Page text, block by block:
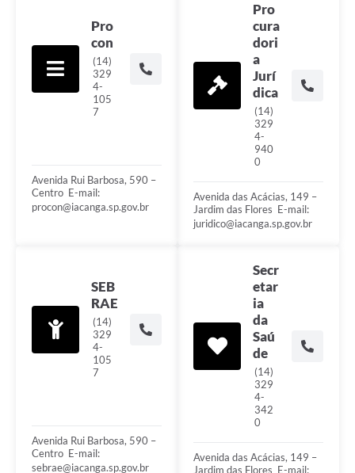
Pro
con
(14)
329
4-
105
7
Avenida Rui Barbosa, 590 –
Centro ㅤㅤㅤㅤㅤㅤㅤㅤㅤㅤㅤㅤㅤㅤㅤㅤㅤㅤㅤㅤㅤㅤㅤㅤㅤㅤㅤㅤㅤㅤㅤㅤㅤㅤㅤㅤㅤㅤㅤㅤㅤㅤㅤㅤㅤㅤㅤㅤㅤㅤㅤㅤㅤㅤㅤㅤㅤㅤㅤㅤㅤㅤㅤㅤㅤ E-mail:
procon@iacanga.sp.gov.br
Pro
cura
dori
a
Jurí
dica
(14)
329
4-
940
0
Avenida das Acácias, 149 –
Jardim das Flores ㅤㅤㅤㅤㅤㅤㅤㅤㅤㅤㅤㅤㅤㅤㅤㅤㅤㅤㅤㅤㅤㅤㅤㅤㅤㅤㅤㅤㅤㅤㅤㅤㅤㅤㅤㅤㅤㅤㅤㅤㅤㅤㅤㅤㅤㅤㅤㅤㅤㅤㅤㅤㅤㅤㅤㅤㅤㅤㅤㅤㅤ E-mail:
juridico@iacanga.sp.gov.br
SEB
RAE
(14)
329
4-
105
7
Avenida Rui Barbosa, 590 –
Centro ㅤㅤㅤㅤㅤㅤㅤㅤㅤㅤㅤㅤㅤㅤㅤㅤㅤㅤㅤㅤㅤㅤㅤㅤㅤㅤㅤㅤㅤㅤㅤㅤㅤㅤㅤㅤㅤㅤㅤㅤㅤㅤㅤㅤㅤㅤㅤㅤㅤㅤㅤㅤㅤㅤㅤㅤㅤㅤㅤㅤㅤㅤㅤㅤㅤ E-mail:
sebrae@iacanga.sp.gov.br
Secr
etar
ia
da
Saú
de
(14)
329
4-
342
0
Avenida das Acácias, 149 –
Jardim das Flores ㅤㅤㅤㅤㅤㅤㅤㅤㅤㅤㅤㅤㅤㅤㅤㅤㅤㅤㅤㅤㅤㅤㅤㅤㅤㅤㅤㅤㅤㅤㅤㅤㅤㅤㅤㅤㅤㅤㅤㅤㅤㅤㅤㅤㅤㅤㅤㅤㅤㅤㅤㅤㅤㅤㅤㅤㅤㅤㅤㅤㅤ E-mail: